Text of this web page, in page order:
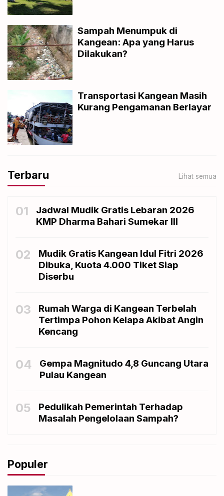
Sampah Menumpuk di
Kangean: Apa yang Harus
Dilakukan?
Transportasi Kangean Masih
Kurang Pengamanan Berlayar
Terbaru Lihat semua
01
Jadwal Mudik Gratis Lebaran 2026
KMP Dharma Bahari Sumekar III
02
Mudik Gratis Kangean Idul Fitri 2026
Dibuka, Kuota 4.000 Tiket Siap
Diserbu
03
Rumah Warga di Kangean Terbelah
Tertimpa Pohon Kelapa Akibat Angin
Kencang
04
Gempa Magnitudo 4,8 Guncang Utara
Pulau Kangean
05
Pedulikah Pemerintah Terhadap
Masalah Pengelolaan Sampah?
Populer